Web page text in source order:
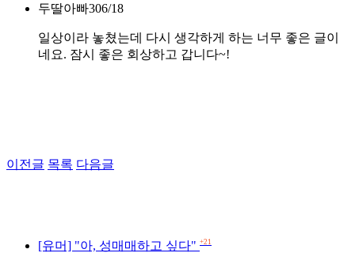
두딸아빠306/18
일상이라 놓쳤는데 다시 생각하게 하는 너무 좋은 글이
네요. 잠시 좋은 회상하고 갑니다~!
이전글 목록 다음글
[유머] "아, 성매매하고 싶다" +21